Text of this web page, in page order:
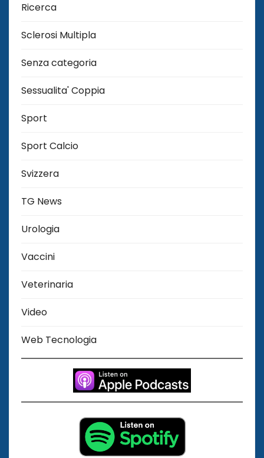
Ricerca
Sclerosi Multipla
Senza categoria
Sessualita' Coppia
Sport
Sport Calcio
Svizzera
TG News
Urologia
Vaccini
Veterinaria
Video
Web Tecnologia